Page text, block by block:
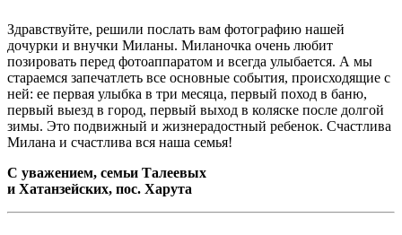
Здравствуйте, решили послать вам фотографию нашей
дочурки и внучки Миланы. Миланочка очень любит
позировать перед фотоаппаратом и всегда улыбается. А мы
стараемся запечатлеть все основные события, происходящие с
ней: ее первая улыбка в три месяца, первый поход в баню,
первый выезд в город, первый выход в коляске после долгой
зимы. Это подвижный и жизнерадостный ребенок. Счастлива
Милана и счастлива вся наша семья!
С уважением, семьи Талеевых
и Хатанзейских, пос. Харута